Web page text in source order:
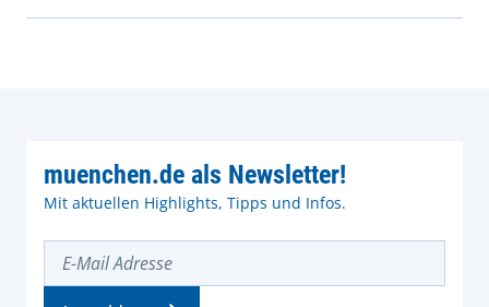
muenchen.de als Newsletter!
Mit aktuellen Highlights, Tipps und Infos.